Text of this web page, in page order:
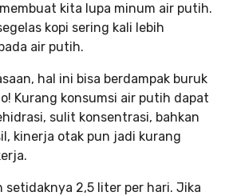
kita lupa minum air putih.
kopi sering kali lebih
air putih.
hal ini bisa berdampak buruk
Kurang konsumsi air putih dapat
sulit konsentrasi, bahkan
kinerja otak pun jadi kurang
setidaknya 2,5 liter per hari. Jika